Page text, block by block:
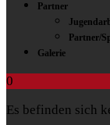
Partner
Partner/
Galerie
0
Es befinden sich